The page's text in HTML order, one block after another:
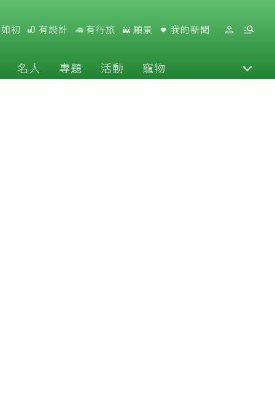
初 有設計 有行旅 願景 我的新聞
名人 專題 活動 寵物